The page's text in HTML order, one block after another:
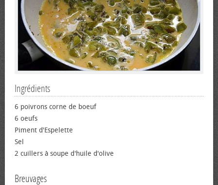
Ingrédients
6 poivrons corne de bœuf
6 œufs
Piment d'Espelette
Sel
2 cuillers à soupe d'huile d'olive
Breuvages